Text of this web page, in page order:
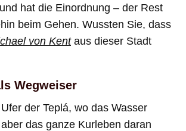
hat die Einordnung – der Rest
beim Gehen. Wussten Sie, dass
von Kentaus dieser Stadt
Wegweiser
der Teplá, wo das Wasser
das ganze Kurleben daran